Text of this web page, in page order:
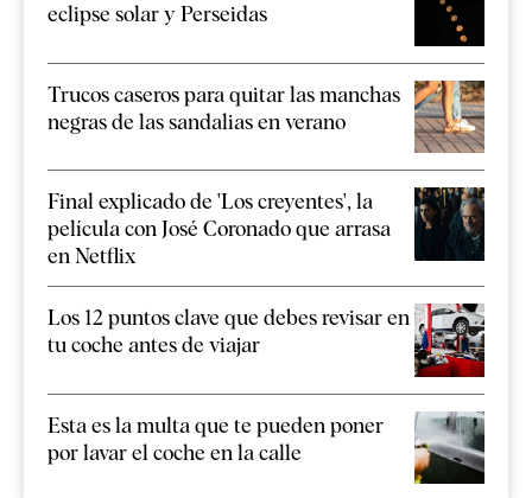
eclipse solar y Perseidas
Trucos caseros para quitar las manchas
negras de las sandalias en verano
Final explicado de 'Los creyentes', la
película con José Coronado que arrasa
en Netflix
Los 12 puntos clave que debes revisar en
tu coche antes de viajar
Esta es la multa que te pueden poner
por lavar el coche en la calle